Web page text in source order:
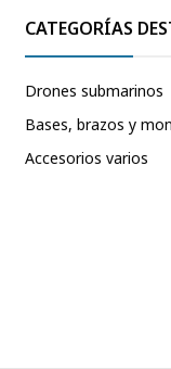
CATEGORÍAS
Drones submarinos
Bases, brazos y
Accesorios varios